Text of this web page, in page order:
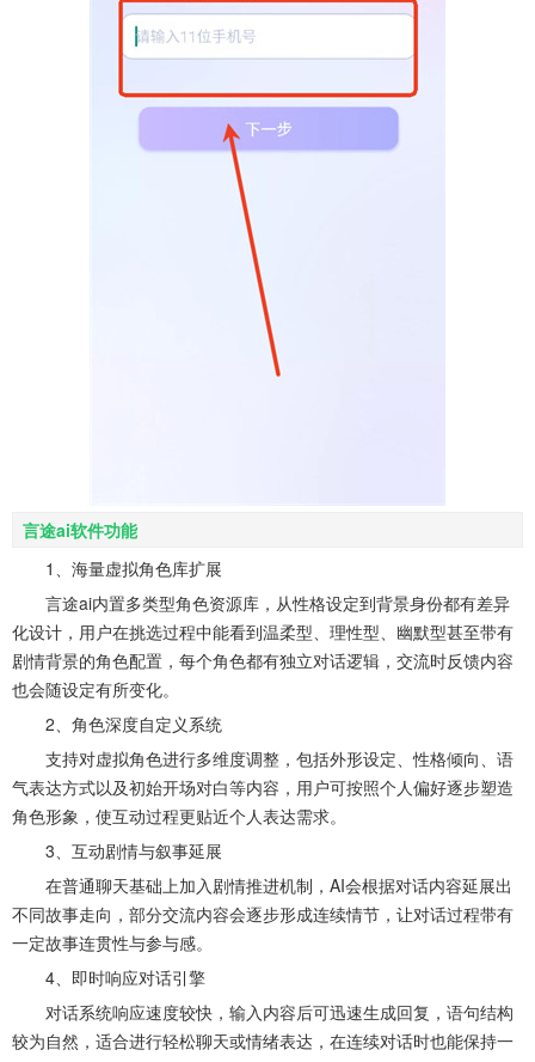
言途ai软件功能
1、海量虚拟角色库扩展
言途ai内置多类型角色资源库，从性格设定到背景身份都有差异
化设计，用户在挑选过程中能看到温柔型、理性型、幽默型甚至带有
剧情背景的角色配置，每个角色都有独立对话逻辑，交流时反馈内容
也会随设定有所变化。
2、角色深度自定义系统
支持对虚拟角色进行多维度调整，包括外形设定、性格倾向、语
气表达方式以及初始开场对白等内容，用户可按照个人偏好逐步塑造
角色形象，使互动过程更贴近个人表达需求。
3、互动剧情与叙事延展
在普通聊天基础上加入剧情推进机制，AI会根据对话内容延展出
不同故事走向，部分交流内容会逐步形成连续情节，让对话过程带有
一定故事连贯性与参与感。
4、即时响应对话引擎
对话系统响应速度较快，输入内容后可迅速生成回复，语句结构
较为自然，适合进行轻松聊天或情绪表达，在连续对话时也能保持一